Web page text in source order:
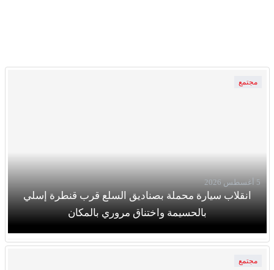
مجتمع
انقلاب سيارة محملة بصناديق السلع قرب قنطرة إسلي
بالحسيمة واختناق مروري بالمكان
5 أغسطس 2026
مجتمع